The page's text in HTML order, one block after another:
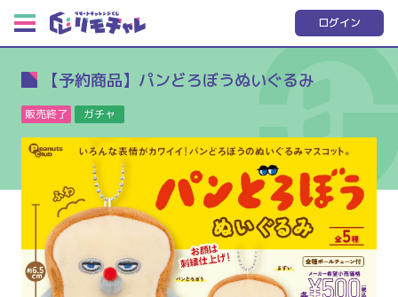
ログイン
【予約商品】パンどろぼうぬいぐるみ
販売終了 ガチャ